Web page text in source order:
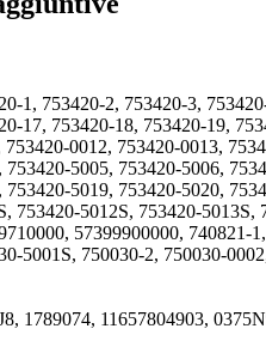
1, 753420-2, 753420-3,
17, 753420-18, 753420-19,
753420-0012, 753420-0013,
753420-5005, 753420-5006,
753420-5019, 753420-5020,
753420-5012S, 753420-
57399900000, 740821-
5001S, 750030-2, 750030-
1789074, 11657804903,